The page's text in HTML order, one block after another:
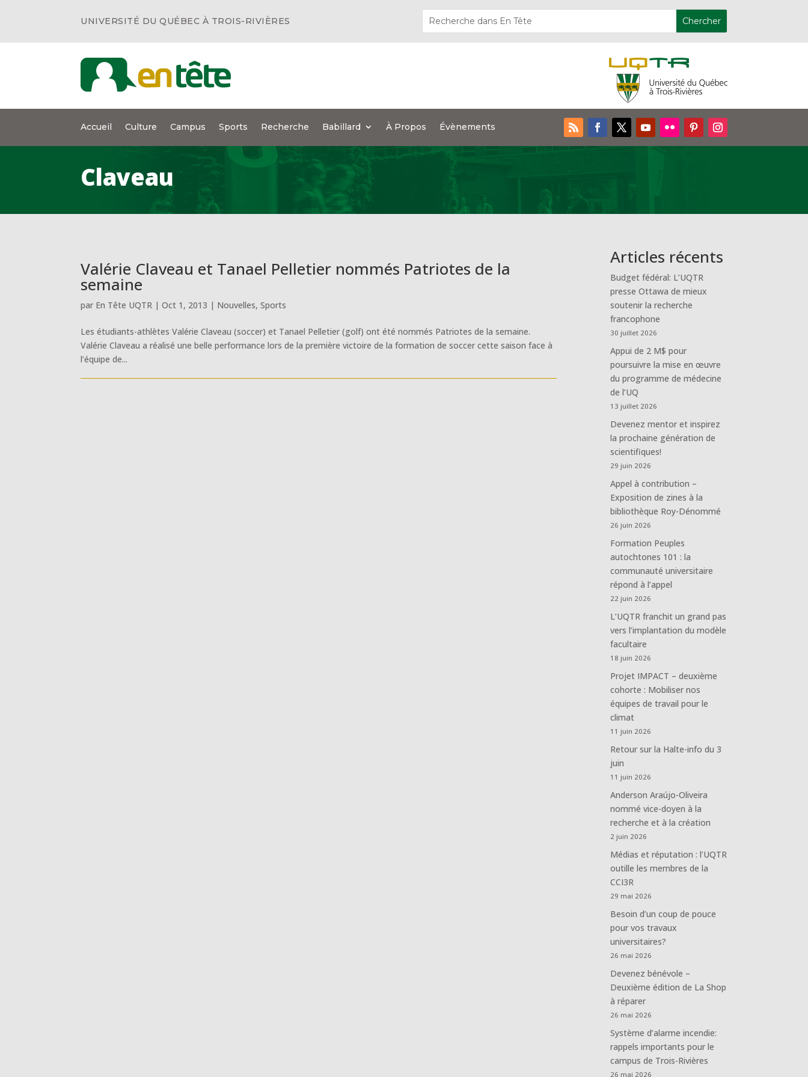
UNIVERSITÉ DU QUÉBEC À TROIS-RIVIÈRES
Accueil Culture Campus Sports Recherche Babillard À Propos Évènements
Claveau
Valérie Claveau et Tanael Pelletier nommés Patriotes de la
semaine
par En Tête UQTR |Oct 1, 2013 | Nouvelles,Sports
Les étudiants-athlètes Valérie Claveau (soccer) et Tanael Pelletier (golf) ont été nommés Patriotes de la semaine.
Valérie Claveau a réalisé une belle performance lors de la première victoire de la formation de soccer cette saison face à
l’équipe de...
Articles récents
Budget fédéral: L’UQTR
presse Ottawa de mieux
soutenir la recherche
francophone
30 juillet 2026
Appui de 2 M$ pour
poursuivre la mise en œuvre
du programme de médecine
de l’UQ
13 juillet 2026
Devenez mentor et inspirez
la prochaine génération de
scientifiques!
29 juin 2026
Appel à contribution –
Exposition de zines à la
bibliothèque Roy-Dénommé
26 juin 2026
Formation Peuples
autochtones 101 : la
communauté universitaire
répond à l’appel
22 juin 2026
L’UQTR franchit un grand pas
vers l’implantation du modèle
facultaire
18 juin 2026
Projet IMPACT – deuxième
cohorte : Mobiliser nos
équipes de travail pour le
climat
11 juin 2026
Retour sur la Halte-info du 3
juin
11 juin 2026
Anderson Araújo-Oliveira
nommé vice-doyen à la
recherche et à la création
2 juin 2026
Médias et réputation : l’UQTR
outille les membres de la
CCI3R
29 mai 2026
Besoin d’un coup de pouce
pour vos travaux
universitaires?
26 mai 2026
Devenez bénévole –
Deuxième édition de La Shop
à réparer
26 mai 2026
Système d’alarme incendie:
rappels importants pour le
campus de Trois-Rivières
26 mai 2026